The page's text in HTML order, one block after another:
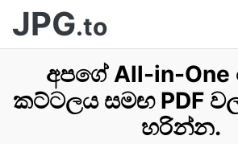
JPG.to
අපගේ All-in-
කට්ටලය සමඟ PDF
හරින්න.